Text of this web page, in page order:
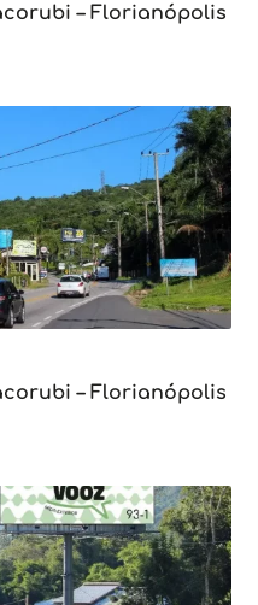
– Florianópolis
– Florianópolis